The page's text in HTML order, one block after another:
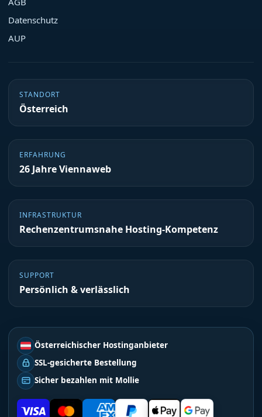
Datenschutz
AUP
STANDORT
Österreich
ERFAHRUNG
26 Jahre Viennaweb
INFRASTRUKTUR
Rechenzentrumsnahe Hosting-Kompetenz
SUPPORT
Persönlich & verlässlich
Österreichischer Hostinganbieter
SSL-gesicherte Bestellung
Sicher bezahlen mit Mollie